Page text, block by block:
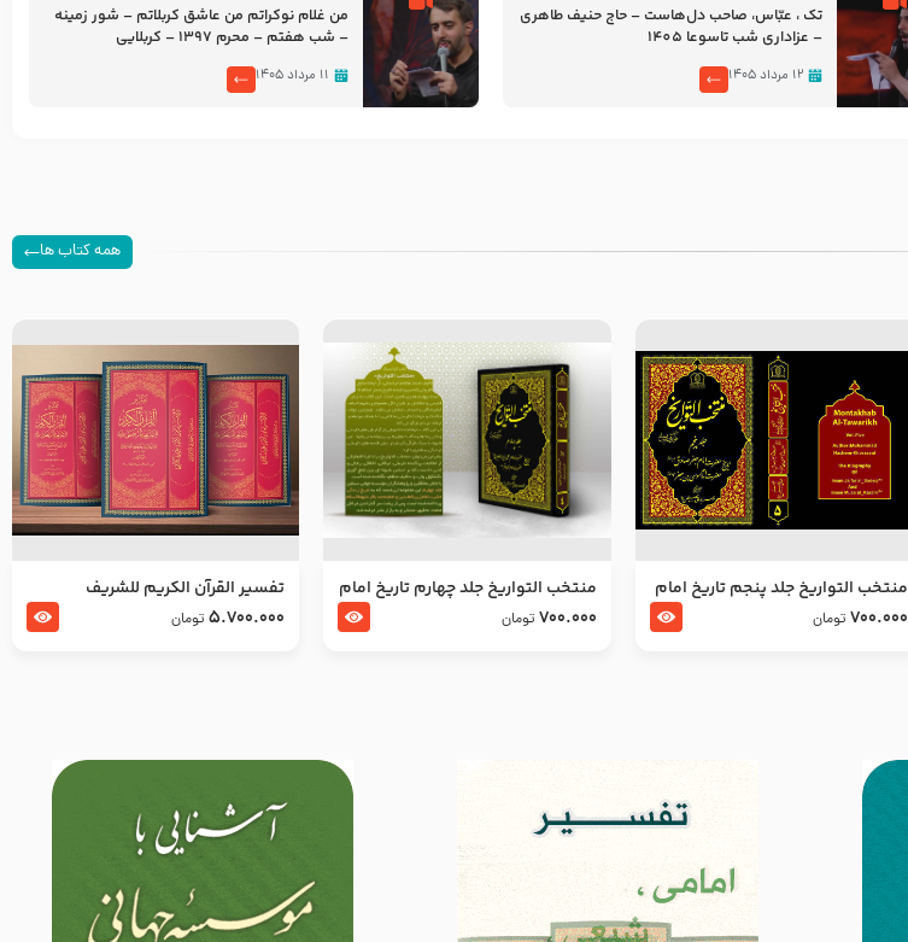
تک ، عبّاس، صاحب دل‌هاست – حاج حنیف طاهری
– عزاداری شب تاسوعا 1405
۱۲ مرداد ۱۴۰۵
من غلام نوکراتم من عاشق کربلاتم – شور زمینه
– شب هفتم – محرم 1397 – کربلایی
۱۱ مرداد ۱۴۰۵
همه کتاب ها
منتخب التواریخ جلد پنجم تاریخ امام
جعفر صادق و امام موسی بن جعفر
700.000 تومان
منتخب التواریخ جلد چهارم تاریخ امام
زین العابدین و امام محمد باقر
700.000 تومان
تفسير القرآن الكريم للشريف
المرتضي قدس سرّه
5.700.000 تومان